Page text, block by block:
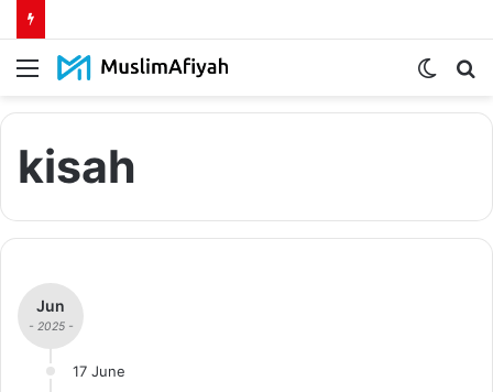
Menu
Switch
kisah
Jun
- 2025 -
17 June